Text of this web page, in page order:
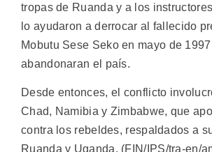
tropas de Ruanda y a los
lo ayudaron a derrocar al fallecido
Mobutu Sese Seko en mayo de
abandonaran el país.
Desde entonces, el conflicto
Chad, Namibia y Zimbabwe, que
contra los rebeldes, respaldados a
Ruanda y Uganda. (FIN/IPS/tra-en/